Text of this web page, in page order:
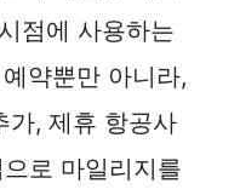
점에 사용하는
약뿐만 아니라,
가, 제휴 항공사
로 마일리지를